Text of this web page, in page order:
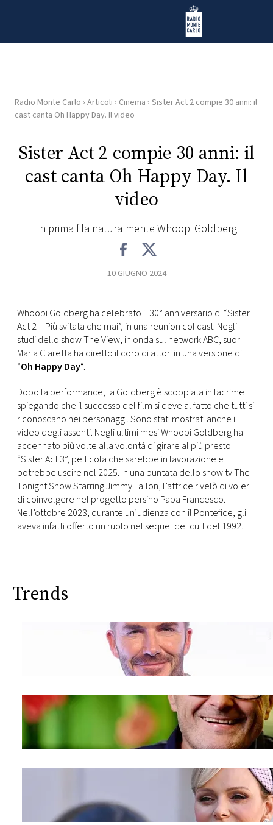
Radio Monte Carlo
HOME
RADIO
WEB
PLAYLIST
CONCORSI
EVENTI
VIDEO
TV
PRINCIPATO
DI
MONACO
Radio Monte Carlo › Articoli › Cinema › Sister Act 2 compie 30 anni: il
cast canta Oh Happy Day. Il video
Sister Act 2 compie 30 anni: il
cast canta Oh Happy Day. Il
video
In prima fila naturalmente Whoopi Goldberg
10 GIUGNO 2024
Whoopi Goldberg ha celebrato il 30° anniversario di “Sister
Act 2 – Più svitata che mai”, in una reunion col cast. Negli
studi dello show The View, in onda sul network ABC, suor
Maria Claretta ha diretto il coro di attori in una versione di
“Oh Happy Day“.
Dopo la performance, la Goldberg è scoppiata in lacrime
spiegando che il successo del film si deve al fatto che tutti si
riconoscano nei personaggi. Sono stati mostrati anche i
video degli assenti. Negli ultimi mesi Whoopi Goldberg ha
accennato più volte alla volontà di girare al più presto
“Sister Act 3”, pellicola che sarebbe in lavorazione e
potrebbe uscire nel 2025. In una puntata dello show tv The
Tonight Show Starring Jimmy Fallon, l’attrice rivelò di voler
di coinvolgere nel progetto persino Papa Francesco.
Nell’ottobre 2023, durante un’udienza con il Pontefice, gli
aveva infatti offerto un ruolo nel sequel del cult del 1992.
Trends